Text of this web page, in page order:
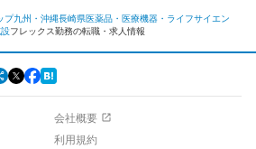
プ九州・沖縄長崎県医薬品・医療機器・ライフサイエン
フレックス勤務の転職・求人情報
会社概要
利用規約